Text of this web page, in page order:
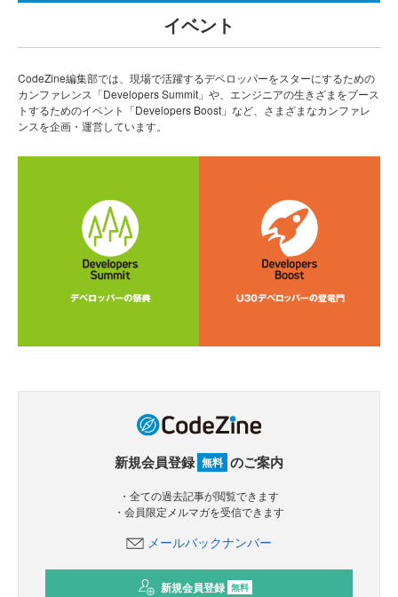
イベント
CodeZine編集部では、現場で活躍するデベロッパーをスターにするための
カンファレンス「Developers Summit」や、エンジニアの生きざまをブース
トするためのイベント「Developers Boost」など、さまざまなカンファレ
ンスを企画・運営しています。
新規会員登録 無料 のご案内
・全ての過去記事が閲覧できます
・会員限定メルマガを受信できます
メールバックナンバー
新規会員登録 無料